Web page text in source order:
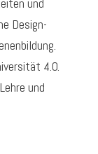
Design-
4.0.
und